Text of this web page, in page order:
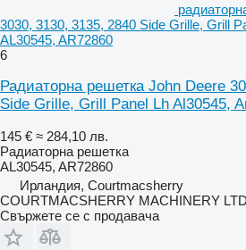
3030, 3130, 3135, 2840 Side Grille, Grill
AL30545, AR72860
6
Радиаторна решетка John Deere
Side Grille, Grill Panel Lh Al30545,
145 € ≈ 284,10 лв.
Радиаторна решетка
AL30545, AR72860
Ирландия, Courtmacsherry
COURTMACSHERRY MACHINERY LTD
Свържете се с продавача